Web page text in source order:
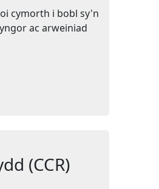
cymorth i bobl sy'n
ac arweiniad
(CCR)